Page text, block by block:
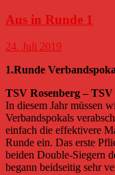
Aus in Runde 1
24. Juli 2019
1.Runde
TSV Rosenberg –
In diesem Jahr müssen
Verbandspokals
einfach die effektivere
Runde ein. Das erste
beiden Double-Siegern
begann beidseitig sehr